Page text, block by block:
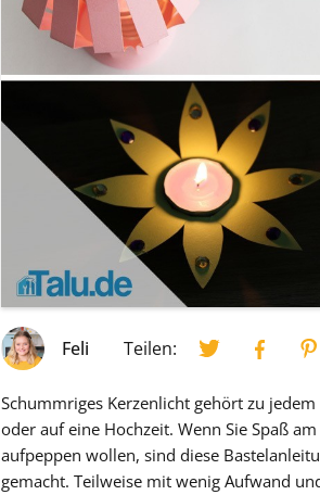
Feli Teilen:
Schummriges Kerzenlicht gehört zu
oder auf eine Hochzeit. Wenn Sie Spaß
aufpeppen wollen, sind diese
gemacht. Teilweise mit wenig Aufwand